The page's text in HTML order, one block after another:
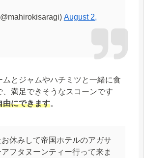
August 2,
ムとジャムやハチミツと一緒に食
、満足できそうなスコーンです
由にできます。
休みして帝国ホテルのアガサ
フタヌーンティー行って来ま